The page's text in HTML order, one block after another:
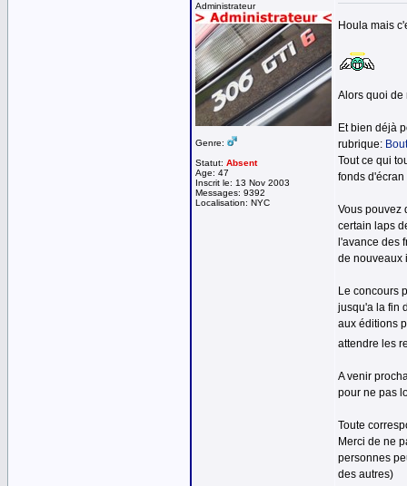
Administrateur
Genre:
Statut: Absent
Age: 47
Inscrit le: 13 Nov 2003
Messages: 9392
Localisation: NYC
Houla mais
Alors quoi de
Et bien déjà
rubrique:
Tout ce qui
fonds
Vous pouvez
certain laps
l'avance des
de nouveaux
Le concours
jusqu'a la fin
aux éditions
attendre les
A venir
pour ne pas
Toute
Merci de ne
personnes
des autres)